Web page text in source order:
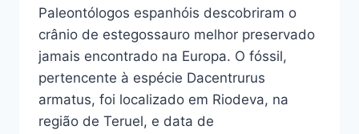
Paleontólogos espanhóis descobriram o
crânio de estegossauro melhor preservado
jamais encontrado na Europa. O fóssil,
pertencente à espécie Dacentrurus
armatus, foi localizado em Riodeva, na
região de Teruel, e data de